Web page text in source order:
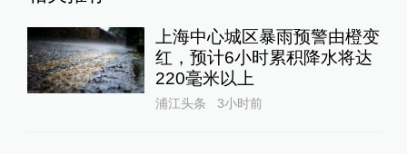
上海中心城区暴雨预警由橙变
红，预计6小时累积降水将达
220毫米以上
浦江头条 3小时前